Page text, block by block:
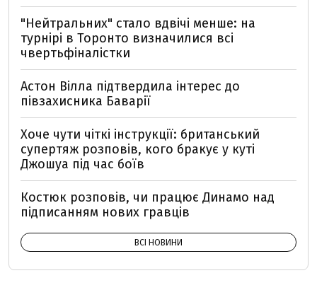
"Нейтральних" стало вдвічі менше: на
турнірі в Торонто визначилися всі
чвертьфіналістки
Астон Вілла підтвердила інтерес до
півзахисника Баварії
Хоче чути чіткі інструкції: британський
супертяж розповів, кого бракує у куті
Джошуа під час боїв
Костюк розповів, чи працює Динамо над
підписанням нових гравців
ВСІ НОВИНИ